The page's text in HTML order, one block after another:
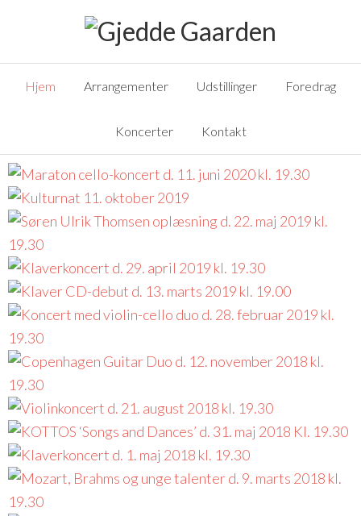
Hjem Arrangementer Udstillinger Foredrag
Koncerter Kontakt